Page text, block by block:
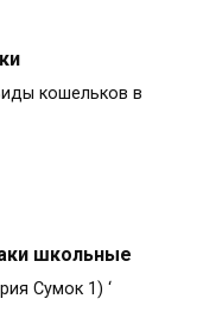
кошельков в
школьные
Сумок 1) ‘